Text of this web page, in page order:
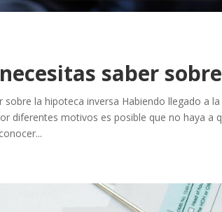
saber
sobre la hipoteca inversa Habiendo llegado a
diferentes motivos es posible que no haya a